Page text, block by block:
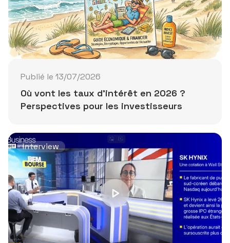
Publié le 13/07/2026
Où vont les taux d'intérêt en 2026 ?
Perspectives pour les investisseurs
Interview